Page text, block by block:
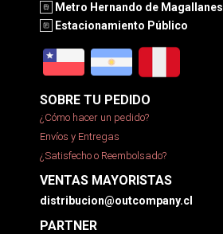
Metro Hernando de Magallanes
Estacionamiento Público
SOBRE TU PEDIDO
¿Cómo hacer un pedido?
Envíos y Entregas
¿Satisfecho o Reembolsado?
VENTAS MAYORISTAS
distribucion@outcompany.cl
PARTNER